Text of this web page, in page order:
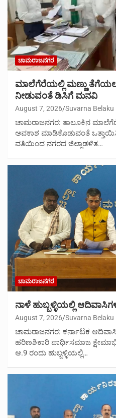
ಚಾಮರಾಜನಗರ
ಮಾಲೆಗೆರೆಯಲ್ಲಿ ಮಣ್ಣು
ನೀಡುವಂತೆ ಡಿಸಿಗೆ ಮನವಿ
August 7, 2026 Suvarna Belaku
ಚಾಮರಾಜನಗರ: ತಾಲೂಕಿನ
ಅವಕಾಶ ಮಾಡಿಕೊಡುವಂತೆ
ವತಿಯಿಂದ ನಗರದ ಜಿಲ್ಲಾಡಳಿತ…
ಚಾಮರಾಜನಗರ
ನಾಳೆ ಹುಬ್ಬಳ್ಳಿಯಲ್ಲಿ
August 7, 2026 Suvarna Belaku
ಚಾಮರಾಜನಗರ: ಕರ್ನಾಟಕ
ಹರಿಣಶಿಕಾರಿ ಪಾರ್ಧಿಸಮಾಜ
ಆ.9 ರಂದು ಹುಬ್ಬಳ್ಳಿಯಲ್ಲಿ…